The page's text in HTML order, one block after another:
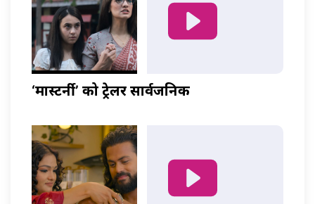
‘मास्टर्नी’ को ट्रेलर सार्वजनिक